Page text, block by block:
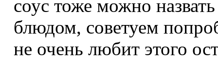
соус тоже можно
блюдом, советуем
не очень любит этого